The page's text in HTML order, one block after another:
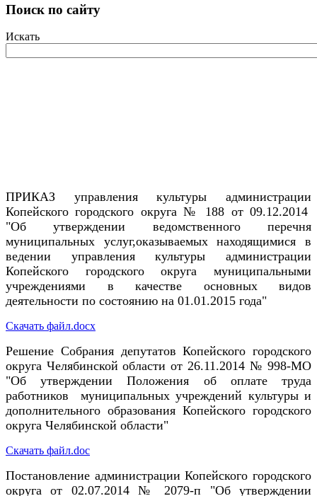
Поиск по сайту
Искать
ПРИКАЗ управления культуры администрации
Копейского городского округа № 188 от 09.12.2014
"Об утверждении ведомственного перечня
муниципальных услуг,оказываемых находящимися в
ведении управления культуры администрации
Копейского городского округа муниципальными
учреждениями в качестве основных видов
деятельности по состоянию на 01.01.2015 года"
Скачать файл.docx
Решение Собрания депутатов Копейского городского
округа Челябинской области от 26.11.2014 № 998-МО
"Об утверждении Положения об оплате труда
работников муниципальных учреждений культуры и
дополнительного образования Копейского городского
округа Челябинской области"
Скачать файл.doc
Постановление администрации Копейского городского
округа от 02.07.2014 № 2079-п "Об утверждении